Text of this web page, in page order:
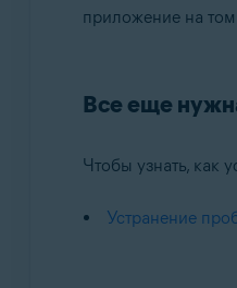
приложение на том
Все еще
Чтобы узнать, как
Устранение